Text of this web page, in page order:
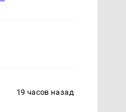
19 часов назад